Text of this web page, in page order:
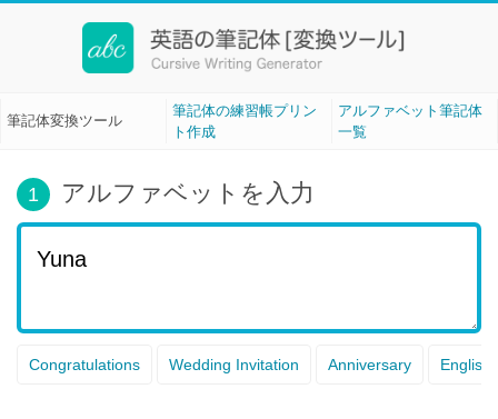
筆記体変換ツール[Cursive Writing]
筆記体変換ツール
筆記体の練習帳プリン
ト作成
アルファベット筆記体
一覧
1 アルファベットを入力
Congratulations Wedding Invitation Anniversary English